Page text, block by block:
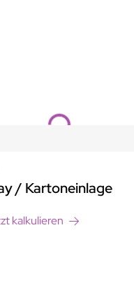
Loading...
/ Kartoneinlage
kalkulieren